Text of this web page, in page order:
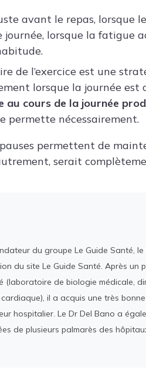
avant le repas, lorsque
lorsque la fatigue
de l’exercice est une
lorsque la journée est
cours de la journée
permette nécessairement.
permettent de
serait
du groupe Le Guide Santé, le
du site Le Guide Santé. Après un
(laboratoire de biologie médicale,
il a acquis une très
hospitalier. Le Dr Del Bano a
de plusieurs palmarès des